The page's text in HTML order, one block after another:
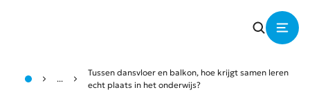
...
Tussen dansvloer en balkon, hoe krijgt samen leren
echt plaats in het onderwijs?